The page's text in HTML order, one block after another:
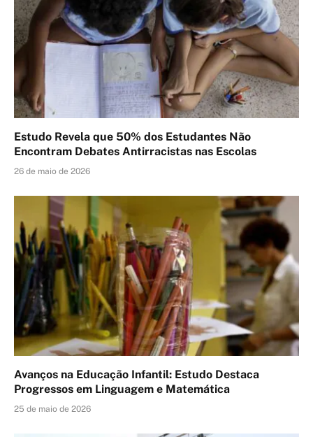
Estudo Revela que 50% dos Estudantes Não
Encontram Debates Antirracistas nas Escolas
26 de maio de 2026
Avanços na Educação Infantil: Estudo Destaca
Progressos em Linguagem e Matemática
25 de maio de 2026